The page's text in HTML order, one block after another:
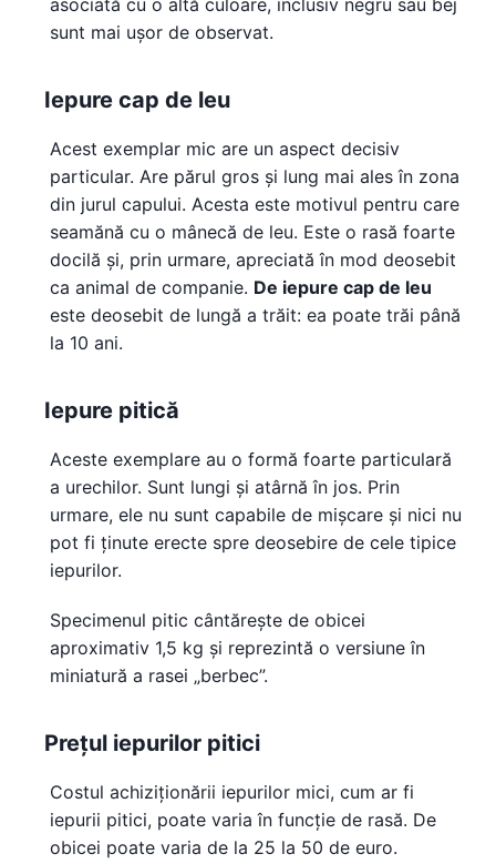
asociată cu o altă culoare, inclusiv negru sau bej
sunt mai ușor de observat.
Iepure cap de leu
Acest exemplar mic are un aspect decisiv
particular. Are părul gros și lung mai ales în zona
din jurul capului. Acesta este motivul pentru care
seamănă cu o mânecă de leu. Este o rasă foarte
docilă și, prin urmare, apreciată în mod deosebit
ca animal de companie. De iepure cap de leu
este deosebit de lungă a trăit: ea poate trăi până
la 10 ani.
Iepure pitică
Aceste exemplare au o formă foarte particulară
a urechilor. Sunt lungi și atârnă în jos. Prin
urmare, ele nu sunt capabile de mișcare și nici nu
pot fi ținute erecte spre deosebire de cele tipice
iepurilor.
Specimenul pitic cântărește de obicei
aproximativ 1,5 kg și reprezintă o versiune în
miniatură a rasei „berbec”.
Prețul iepurilor pitici
Costul achiziționării iepurilor mici, cum ar fi
iepurii pitici, poate varia în funcție de rasă. De
obicei poate varia de la 25 la 50 de euro.